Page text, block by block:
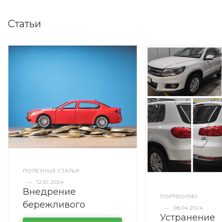
Статьи
ПОЛЕЗНЫЕ СТАТЬИ
—
12.01.2024
Внедрение
бережливого
производства в
ПОРТФОЛИО
—
08.04.2024
Устранение